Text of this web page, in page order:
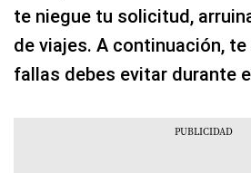
te niegue tu solicitud,
de viajes. A continuación,
fallas debes evitar durante